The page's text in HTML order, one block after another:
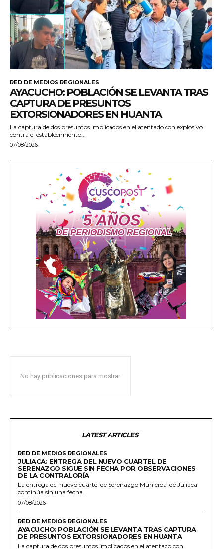
RED DE MEDIOS REGIONALES
AYACUCHO: POBLACIÓN SE LEVANTA TRAS
CAPTURA DE PRESUNTOS
EXTORSIONADORES EN HUANTA
La captura de dos presuntos implicados en el atentado con explosivo
contra el establecimiento...
07/08/2026
No hay publicaciones para mostrar
LATEST ARTICLES
RED DE MEDIOS REGIONALES
JULIACA: ENTREGA DEL NUEVO CUARTEL DE
SERENAZGO SIGUE SIN FECHA POR OBSERVACIONES
DE LA CONTRALORÍA
La entrega del nuevo cuartel de Serenazgo Municipal de Juliaca
continúa sin una fecha...
07/08/2026
RED DE MEDIOS REGIONALES
AYACUCHO: POBLACIÓN SE LEVANTA TRAS CAPTURA
DE PRESUNTOS EXTORSIONADORES EN HUANTA
La captura de dos presuntos implicados en el atentado con